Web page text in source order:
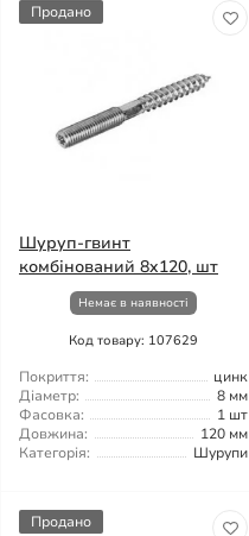
Продано
Шуруп-гвинт
комбінований 8x120, шт
Немає в наявності
Код товару: 107629
Покриття:
цинк
Діаметр:
8 мм
Фасовка:
1 шт
Довжина:
120 мм
Категорія:
Шурупи
Продано